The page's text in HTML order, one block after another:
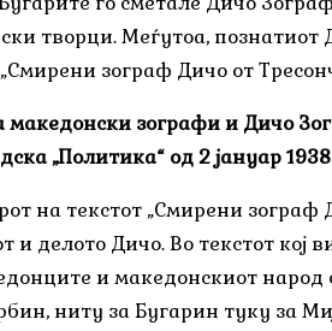
творци. Меѓутоа, познатиот
зограф Дичо от
македонски зографи и Дичо
„Политика“ од 2 јануар
на текстот „Смирени зограф
и делото Дичо. Во текстот кој
и македонскиот народ
ниту за Бугарин туку за